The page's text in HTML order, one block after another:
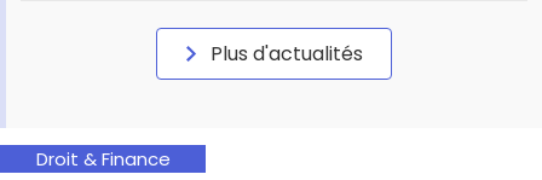
Plus d'actualités
Droit & Finance